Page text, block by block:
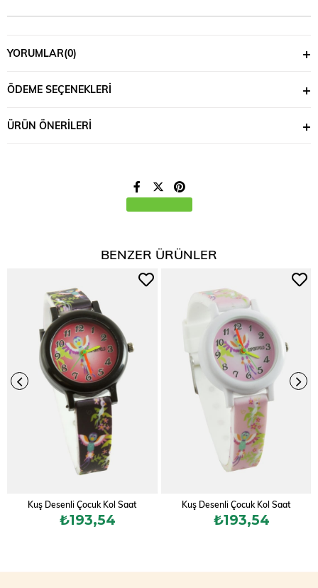
YORUMLAR(0)
ÖDEME SEÇENEKLERI
ÜRÜN ÖNERILERI
BENZER ÜRÜNLER
Kuş Desenli Çocuk Kol Saat
₺193,54
Kuş Desenli Çocuk Kol Saat
₺193,54